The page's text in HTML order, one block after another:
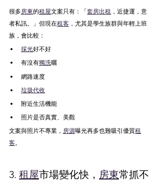
很多房東的租屋文案只有：「套房出租 ，近捷運，意
者私訊。」但現在租客 ，尤其是學生族群與年輕上班
族，會比較：
採光好不好
有沒有獨洗曬
網路速度
垃圾代收
附近生活機能
照片是否真實、美觀
文案與照片不專業， 房源曝光再多也難吸引優質租
客。
3. 租屋市場變化快， 房東常抓不